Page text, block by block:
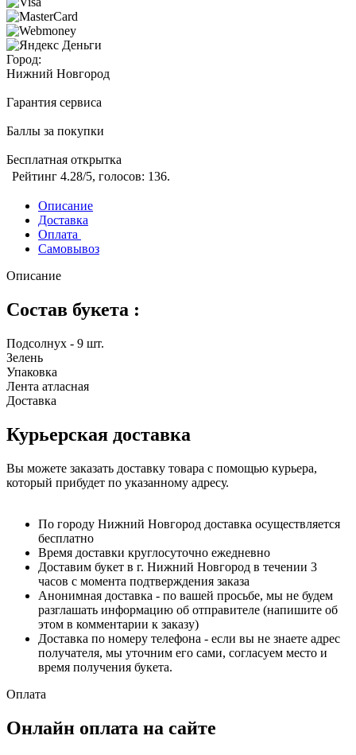
Город:
Нижний Новгород
Гарантия сервиса
Баллы за покупки
Бесплатная открытка
Рейтинг 4.28/5, голосов: 136.
Описание
Доставка
Оплата
Самовывоз
Описание
Состав букета :
Подсолнух - 9 шт.
Зелень
Упаковка
Лента атласная
Доставка
Курьерская доставка
Вы можете заказать доставку товара с помощью курьера,
который прибудет по указанному адресу.
По городу Нижний Новгород доставка осуществляется
бесплатно
Время доставки круглосуточно ежедневно
Доставим букет в г. Нижний Новгород в течении 3
часов с момента подтверждения заказа
Анонимная доставка - по вашей просьбе, мы не будем
разглашать информацию об отправителе (напишите об
этом в комментарии к заказу)
Доставка по номеру телефона - если вы не знаете адрес
получателя, мы уточним его сами, согласуем место и
время получения букета.
Оплата
Онлайн оплата на сайте